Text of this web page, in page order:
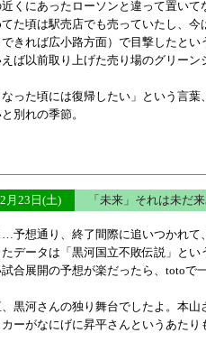
くにあったローソンと違って置いて
た頃は駅売店でも売っていたし、
きれば広小路方面）で目撃したとい
ば以前取り上げた売り場のグリー
った頃には復帰したい」という言葉
別れの季節。
月23日(土) 「未来」それは未だ
予想通り、終了間際に追いつかれて
データは「黒河国立不敗伝説」とい
試合展開の予想が楽だったら、totoで
黒河さんの独り舞台でしたよ。本
ーがなにげに昇平さんというあた